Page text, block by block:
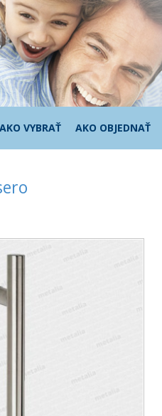
AKO VYBRAŤ AKO OBJEDNAŤ